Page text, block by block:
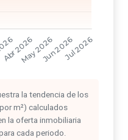
la tendencia de los
m²) calculados
la oferta inmobiliaria
cada periodo.